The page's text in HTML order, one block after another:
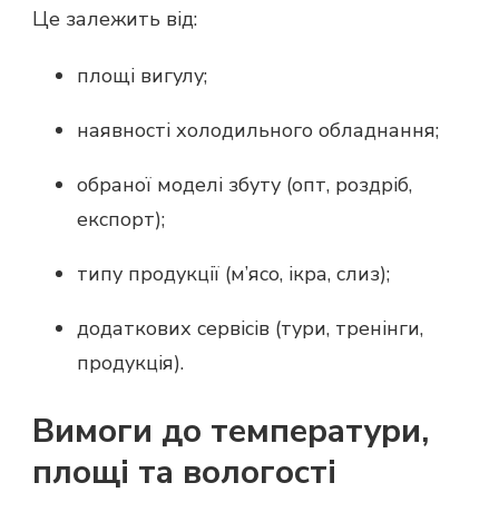
Це залежить від:
площі вигулу;
наявності холодильного обладнання;
обраної моделі збуту (опт, роздріб,
експорт);
типу продукції (м’ясо, ікра, слиз);
додаткових сервісів (тури, тренінги,
продукція).
Вимоги до температури,
площі та вологості